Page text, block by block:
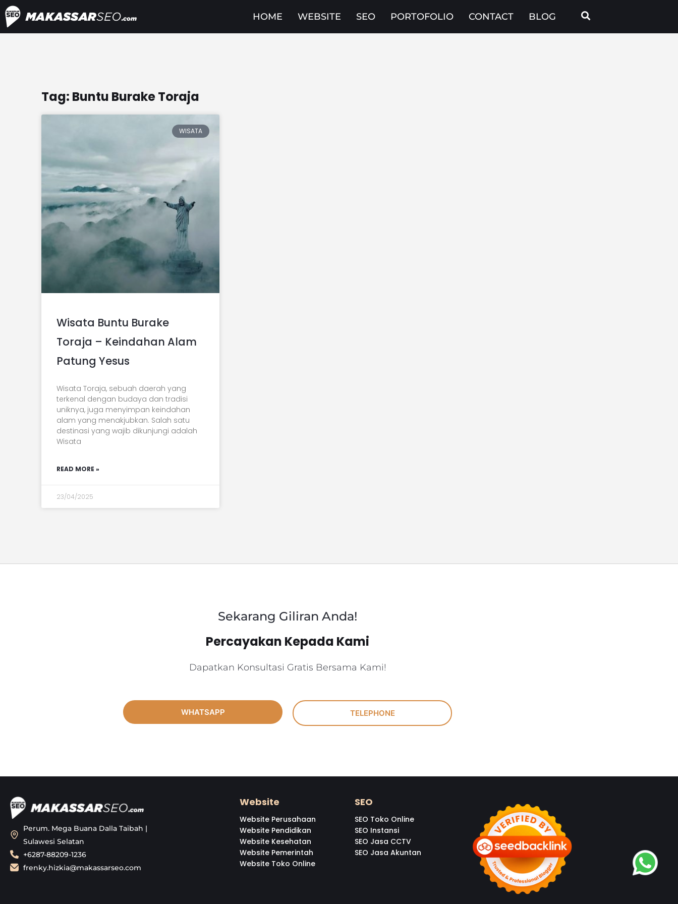
Skip
to
HOME WEBSITE SEO PORTOFOLIO CONTACT BLOG
Tag: Buntu Burake Toraja
WISATA
Wisata Buntu Burake
Toraja – Keindahan Alam
Patung Yesus
Wisata Toraja, sebuah daerah yang
terkenal dengan budaya dan tradisi
uniknya, juga menyimpan keindahan
alam yang menakjubkan. Salah satu
destinasi yang wajib dikunjungi adalah
Wisata
READ MORE »
23/04/2025
Sekarang Giliran Anda!
Percayakan Kepada Kami
Dapatkan Konsultasi Gratis Bersama Kami!
WHATSAPP TELEPHONE
Perum. Mega Buana Dalla Taibah |
Sulawesi Selatan
+6287-88209-1236
frenky.hizkia@makassarseo.com
Website
Website Perusahaan
Website Pendidikan
Website Kesehatan
Website Pemerintah
Website Toko Online
SEO
SEO Toko Online
SEO Instansi
SEO Jasa CCTV
SEO Jasa Akuntan